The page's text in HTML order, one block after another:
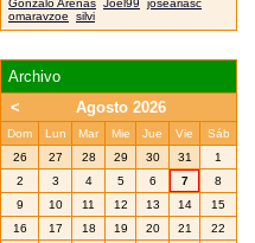
Gonzalo Arenas Joel99
joseariasc
omaravzoe
silvi
Archivo
<
Agosto 2026
Dom Lun Mar Mie Jue Vie
Sáb
26
27 28 29 30 31
1
2
3 4 5 6 7
8
9
10 11 12 13 14
15
16
17 18 19 20 21
22